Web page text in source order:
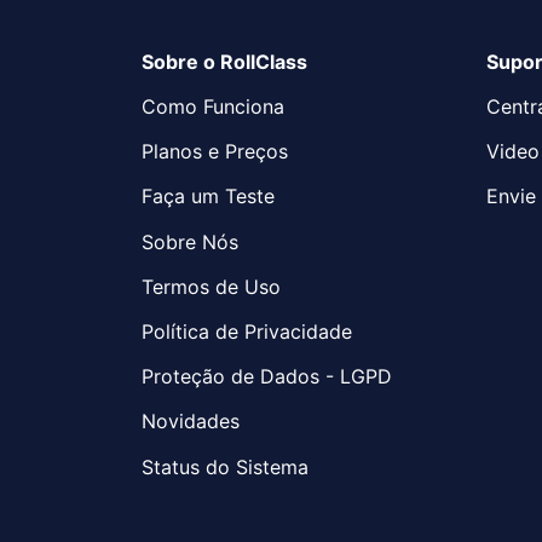
Sobre o RollClass
Como Funciona
Planos e Preços
Faça um Teste
Sobre Nós
Termos de Uso
Política de Privacidade
Proteção de Dados - LGPD
Novidades
Status do Sistema